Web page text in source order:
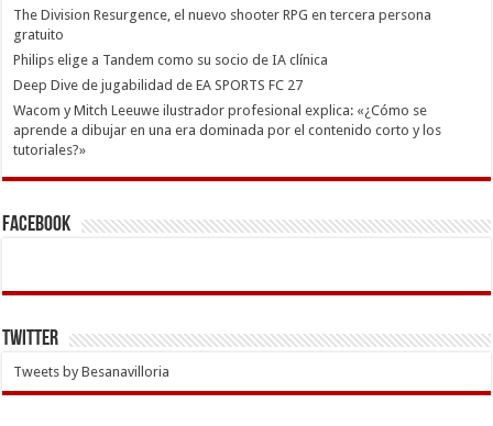
The Division Resurgence, el nuevo shooter RPG en tercera persona
gratuito
Philips elige a Tandem como su socio de IA clínica
Deep Dive de jugabilidad de EA SPORTS FC 27
Wacom y Mitch Leeuwe ilustrador profesional explica: «¿Cómo se
aprende a dibujar en una era dominada por el contenido corto y los
tutoriales?»
Facebook
Twitter
Tweets by Besanavilloria